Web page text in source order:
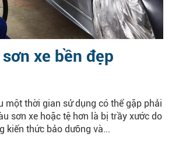
xe bền đẹp
một thời gian sử dụng có thể gặp phải
sơn xe hoặc tệ hơn là bị trầy xước do
kiến thức bảo dưỡng và...